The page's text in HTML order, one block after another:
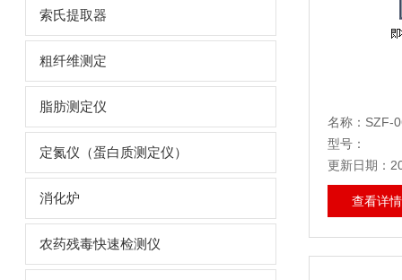
索氏提取器
粗纤维测定
脂肪测定仪
定氮仪（蛋白质测定仪）
消化炉
农药残毒快速检测仪
名称：SZF-
型号：
更新日期：
查看详情